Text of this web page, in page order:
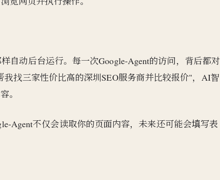
自动后台运行。每一次Google-Agent的访问，背后都对
找三家性价比高的深圳SEO服务商并比较报价"，AI智
。
Agent不仅会读取你的页面内容，未来还可能会填写表